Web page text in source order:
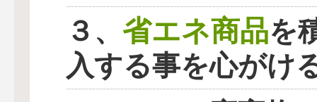
３、 省エネ商品を
入する事を心がけ